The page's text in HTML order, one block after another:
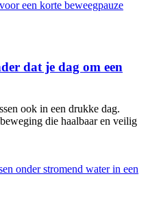
dat je dag om een
ook in een drukke dag.
die haalbaar en veilig